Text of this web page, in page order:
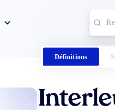
Définitions